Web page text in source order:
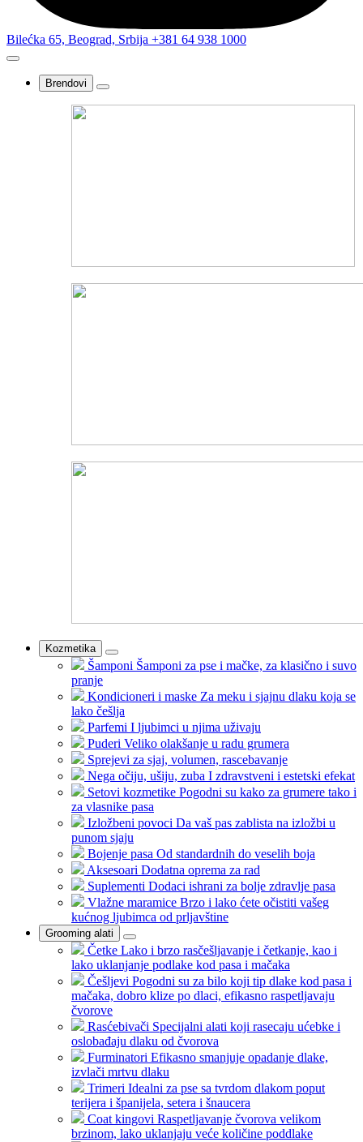
Bilećka 65, Beograd, Srbija +381 64 938 1000
Brendovi
Kozmetika
Šamponi Šamponi za pse i mačke, za klasično i suvo
pranje
Kondicioneri i maske Za meku i sjajnu dlaku koja se
lako češlja
Parfemi I ljubimci u njima uživaju
Puderi Veliko olakšanje u radu grumera
Sprejevi za sjaj, volumen, rascebavanje
Nega očiju, ušiju, zuba I zdravstveni i estetski efekat
Setovi kozmetike Pogodni su kako za grumere tako i
za vlasnike pasa
Izložbeni povoci Da vaš pas zablista na izložbi u
punom sjaju
Bojenje pasa Od standardnih do veselih boja
Aksesoari Dodatna oprema za rad
Suplementi Dodaci ishrani za bolje zdravlje pasa
Vlažne maramice Brzo i lako ćete očistiti vašeg
kućnog ljubimca od prljavštine
Grooming alati
Četke Lako i brzo rasčešljavanje i četkanje, kao i
lako uklanjanje podlake kod pasa i mačaka
Češljevi Pogodni su za bilo koji tip dlake kod pasa i
mačaka, dobro klize po dlaci, efikasno raspetljavaju
čvorove
Rasćebivači Specijalni alati koji rasecaju ućebke i
oslobađaju dlaku od čvorova
Furminatori Efikasno smanjuje opadanje dlake,
izvlači mrtvu dlaku
Trimeri Idealni za pse sa tvrdom dlakom poput
terijera i španijela, setera i šnaucera
Coat kingovi Raspetljavanje čvorova velikom
brzinom, lako uklanjaju veće količine poddlake